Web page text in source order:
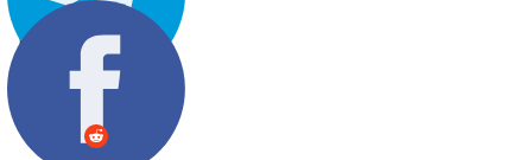
Paylaş: